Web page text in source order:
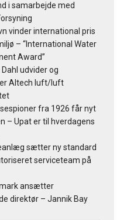
i samarbejde med
vinder international pris
– “International Water
Award”
udvider og
Altech luft/luft
fra 1926 får nyt
– Upat er til hverdagens
sætter ny standard
serviceteam på
ansætter
direktør – Jannik Bay